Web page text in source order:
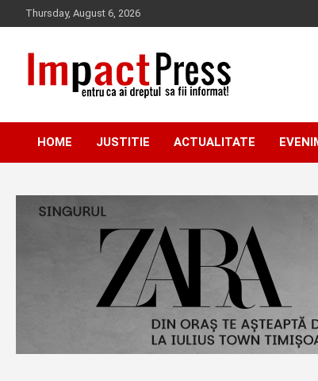
to
Thursday, August 6, 2026
IMPACTPRESS
HOME JUSTITIE ACTUALITATE